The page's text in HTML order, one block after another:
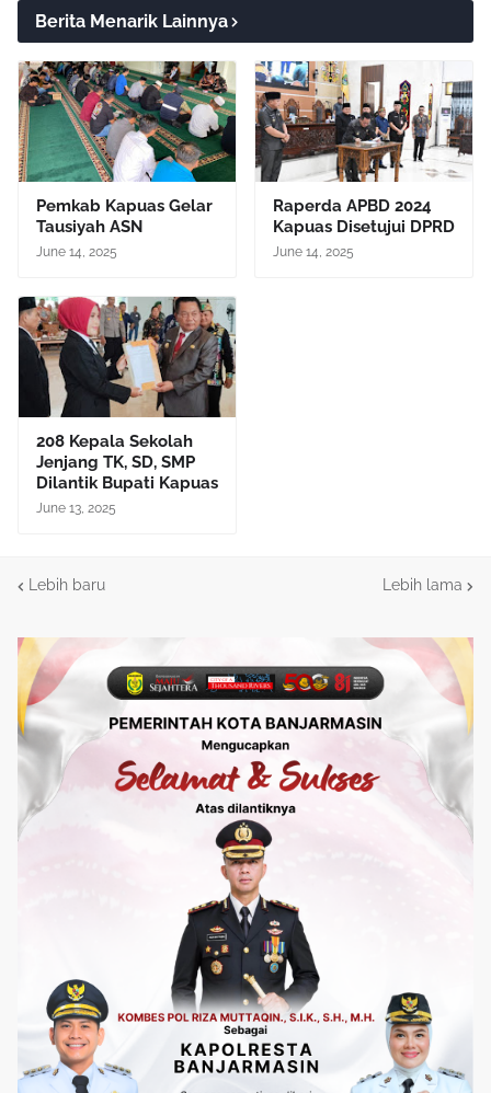
Berita Menarik Lainnya
Pemkab Kapuas Gelar
Tausiyah ASN
June 14, 2025
Raperda APBD 2024
Kapuas Disetujui DPRD
June 14, 2025
208 Kepala Sekolah
Jenjang TK, SD, SMP
Dilantik Bupati Kapuas
June 13, 2025
Lebih baru Lebih lama